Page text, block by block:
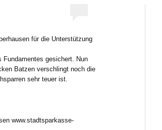
für die Unterstützung
Fundamentes gesichert. Nun
Batzen verschlingt noch die
sehr teuer ist.
www.stadtsparkasse-